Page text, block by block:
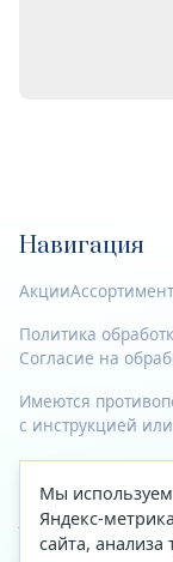
Навигация
АкцииАссортимент
Политика
Согласие на
Имеются
с инструкцией
© 2023—2026 Все
Адрес
Мы
Яндекс-
сайта,